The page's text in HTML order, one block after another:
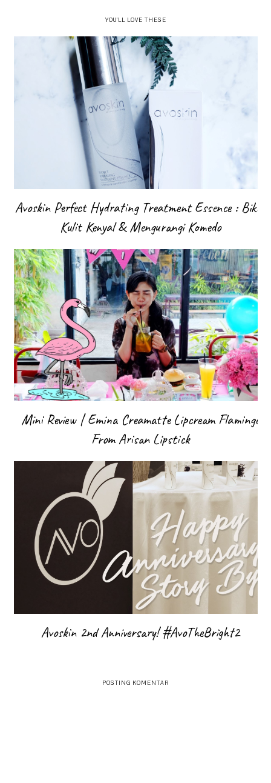
YOU'LL LOVE THESE
Avoskin Perfect Hydrating Treatment Essence : Bikin
Kulit Kenyal & Mengurangi Komedo
Mini Review | Emina Creamatte Lipcream Flamingo
From Arisan Lipstick
Avoskin 2nd Anniversary! #AvoTheBright2
POSTING KOMENTAR